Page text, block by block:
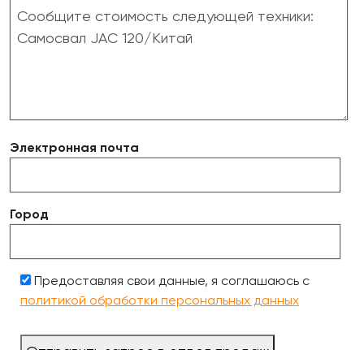
Электронная почта
Город
Предоставляя свои данные, я соглашаюсь с
политикой обработки персональных данных